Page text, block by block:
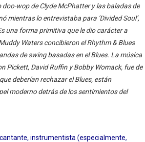
wop de Clyde McPhatter y las baladas de
mientras lo entrevistaba para ‘Divided Soul’,
una forma primitiva que le dio carácter a
Waters concibieron el Rhythm & Blues
de swing basadas en el Blues. La música
Pickett, David Ruffin y Bobby Womack, fue de
deberían rechazar el Blues, están
moderno detrás de los sentimientos del
instrumentista (especialmente,